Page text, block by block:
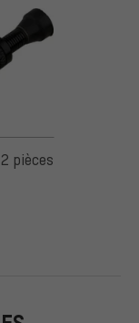
5 d'après 82 avis
pièces